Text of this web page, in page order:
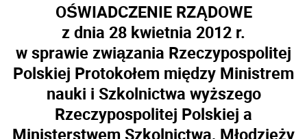
OŚWIADCZENIE RZĄDOWE
z dnia 28 kwietnia 2012 r.
w sprawie związania Rzeczypospolitej
Polskiej Protokołem między Ministrem
nauki i Szkolnictwa wyższego
Rzeczypospolitej Polskiej a
Ministerstwem Szkolnictwa, Młodzieży